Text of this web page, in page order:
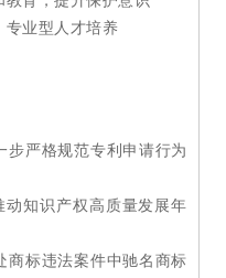
专业型人才培养
步严格规范专利申请行为
动知识产权高质量发展年
商标违法案件中驰名商标